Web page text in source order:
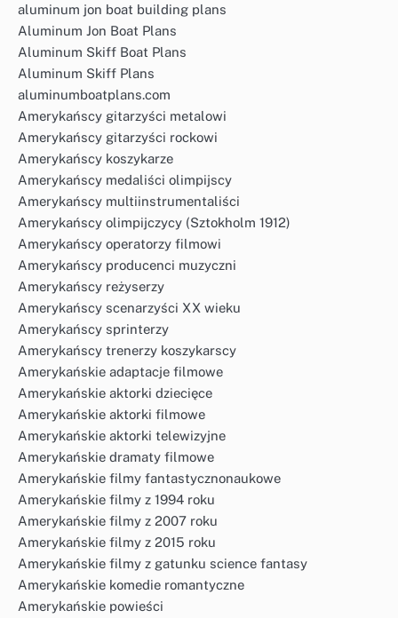
aluminum jon boat building plans
Aluminum Jon Boat Plans
Aluminum Skiff Boat Plans
Aluminum Skiff Plans
aluminumboatplans.com
Amerykańscy gitarzyści metalowi
Amerykańscy gitarzyści rockowi
Amerykańscy koszykarze
Amerykańscy medaliści olimpijscy
Amerykańscy multiinstrumentaliści
Amerykańscy olimpijczycy (Sztokholm 1912)
Amerykańscy operatorzy filmowi
Amerykańscy producenci muzyczni
Amerykańscy reżyserzy
Amerykańscy scenarzyści XX wieku
Amerykańscy sprinterzy
Amerykańscy trenerzy koszykarscy
Amerykańskie adaptacje filmowe
Amerykańskie aktorki dziecięce
Amerykańskie aktorki filmowe
Amerykańskie aktorki telewizyjne
Amerykańskie dramaty filmowe
Amerykańskie filmy fantastycznonaukowe
Amerykańskie filmy z 1994 roku
Amerykańskie filmy z 2007 roku
Amerykańskie filmy z 2015 roku
Amerykańskie filmy z gatunku science fantasy
Amerykańskie komedie romantyczne
Amerykańskie powieści